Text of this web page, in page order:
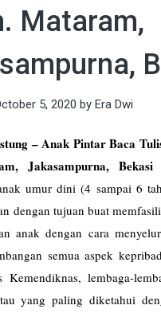
Mataram,
5, 2020 by Era Dwi
– Anak Pintar Baca
Jakasampurna, Bekasi
umur dini (4 sampai 6
dengan tujuan buat
anak dengan cara
semua aspek
Kemendiknas, lembaga-
yang paling diketahui